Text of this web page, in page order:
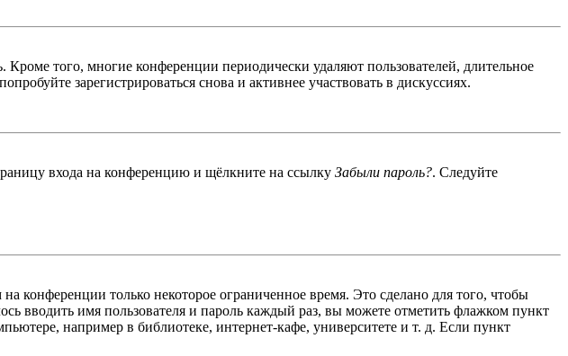
того, многие конференции периодически удаляют пользователей, длительное
зарегистрироваться снова и активнее участвовать в дискуссиях.
входа на конференцию и щёлкните на ссылку Забыли пароль?. Следуйте
конференции только некоторое ограниченное время. Это сделано для того, чтобы
вводить имя пользователя и пароль каждый раз, вы можете отметить флажком пункт
например в библиотеке, интернет-кафе, университете и т. д. Если пункт